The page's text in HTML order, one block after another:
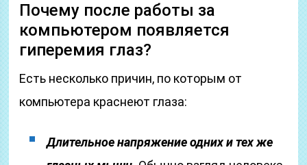
Почему после работы за
компьютером появляется
гиперемия глаз?
Есть несколько причин, по которым от
компьютера краснеют глаза:
Длительное напряжение одних и тех же